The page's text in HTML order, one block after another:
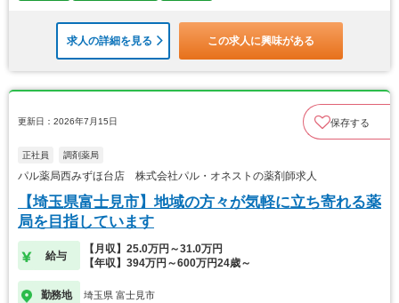
求人の詳細を見る この求人に興味がある
更新日：2026年7月15日 保存する
正社員 調剤薬局
パル薬局西みずほ台店 株式会社パル・オネストの薬剤師求人
【埼玉県富士見市】地域の方々が気軽に立ち寄れる薬
局を目指しています
給与
【月収】25.0万円～31.0万円
【年収】394万円～600万円24歳～
勤務地 埼玉県 富士見市